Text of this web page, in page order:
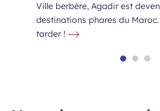
Ville berbère, Agadir est
destinations phares du
tarder !